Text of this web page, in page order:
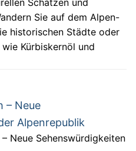
Sie auf dem Alpen-
historischen Städte oder
Kürbiskernöl und
– Neue
Alpenrepublik